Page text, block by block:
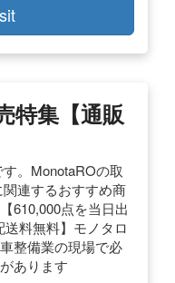
特集【通販
。MonotaROの取
連するおすすめ商
610,000点を当日出
料無料】モノタロ
整備業の現場で必
あります